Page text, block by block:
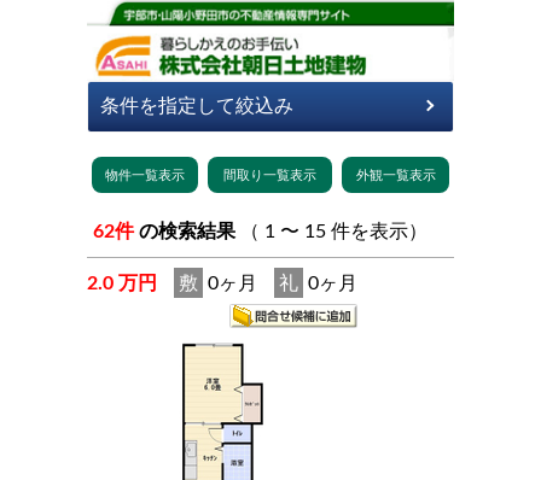
62件 の検索結果 （ 1 〜 15 件を表示）
2.0 万円 敷 0ヶ月 礼 0ヶ月